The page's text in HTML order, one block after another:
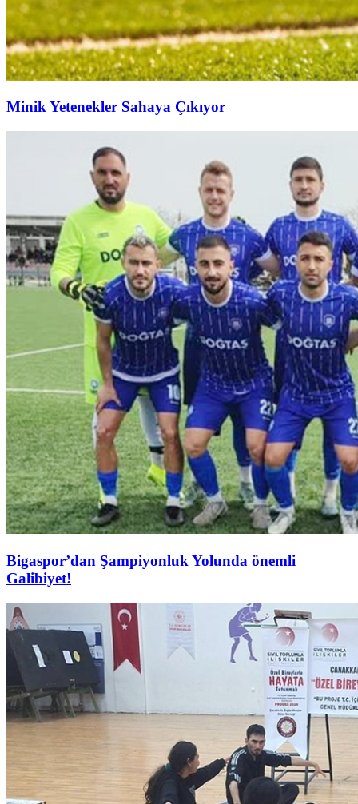
Minik Yetenekler Sahaya Çıkıyor
Bigaspor’dan Şampiyonluk Yolunda önemli
Galibiyet!